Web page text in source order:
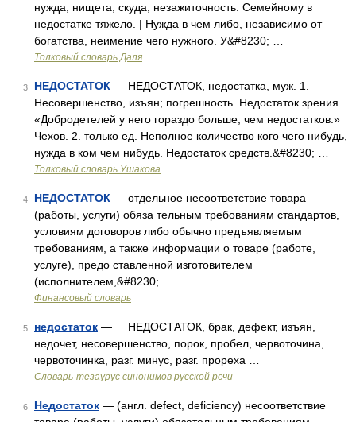
нужда, нищета, скуда, незажиточность. Семейному в
недостатке тяжело. | Нужда в чем либо, независимо от
богатства, неимение чего нужного. У&#8230; …
Толковый словарь Даля
3 НЕДОСТАТОК — НЕДОСТАТОК, недостатка, муж. 1.
Несовершенство, изъян; погрешность. Недостаток зрения.
«Добродетелей у него гораздо больше, чем недостатков.»
Чехов. 2. только ед. Неполное количество кого чего нибудь,
нужда в ком чем нибудь. Недостаток средств.&#8230; …
Толковый словарь Ушакова
4 НЕДОСТАТОК — отдельное несоответствие товара
(работы, услуги) обяза тельным требованиям стандартов,
условиям договоров либо обычно предъявляемым
требованиям, а также информации о товаре (работе,
услуге), предо ставленной изготовителем
(исполнителем,&#8230; …
Финансовый словарь
5 недостаток — НЕДОСТАТОК, брак, дефект, изъян,
недочет, несовершенство, порок, пробел, червоточина,
червоточинка, разг. минус, разг. прореха …
Словарь-тезаурус синонимов русской речи
6 Недостаток — (англ. defect, deficiency) несоответствие